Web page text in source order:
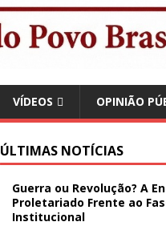
VÍDEOS OPINIÃO
ÚLTIMAS NOTÍCIAS
Guerra ou Revolução? A
Proletariado Frente ao
Institucional